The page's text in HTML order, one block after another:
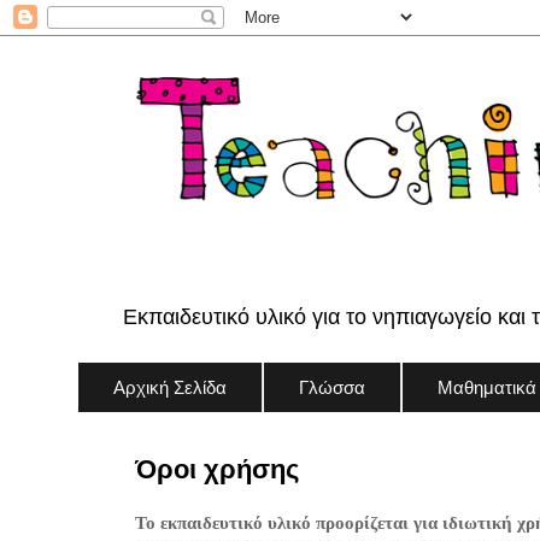
Εκπαιδευτικό υλικό για το νηπιαγωγείο και
Αρχική Σελίδα Γλώσσα Μαθηματικά
Όροι χρήσης
Το εκπαιδευτικό υλικό προορίζεται για ιδιωτική